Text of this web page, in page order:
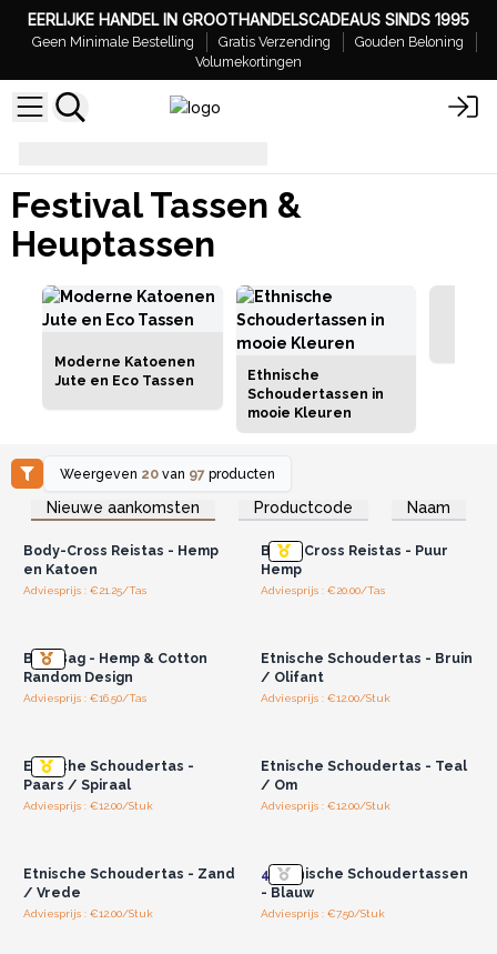
EERLIJKE HANDEL IN GROOTHANDELSCADEAUS SINDS 1995
Geen Minimale Bestelling Gratis Verzending
Gouden Beloning
Volumekortingen
Festival Tassen &
Heuptassen
Moderne Katoenen
Jute en Eco Tassen
Ethnische
Schoudertassen in
mooie Kleuren
Weergeven 20 van 97 producten
Nieuwe aankomsten Productcode Naam
Log in of registreer u voor
groothandelsprijzen.
Body-Cross Reistas - Hemp
en Katoen
Adviesprijs : €21.25/Tas
Log in of registreer u voor
groothandelsprijzen.
Body-Cross Reistas - Puur
Hemp
Adviesprijs : €20.00/Tas
Bum Bag - Hemp & Cotton
Random Design
Adviesprijs : €16.50/Tas
Etnische Schoudertas - Bruin
/ Olifant
Adviesprijs : €12.00/Stuk
Etnische Schoudertas -
Paars / Spiraal
Adviesprijs : €12.00/Stuk
Etnische Schoudertas - Teal
/ Om
Adviesprijs : €12.00/Stuk
Etnische Schoudertas - Zand
/ Vrede
Adviesprijs : €12.00/Stuk
4x Etnische Schoudertassen
- Blauw
Adviesprijs : €7.50/Stuk